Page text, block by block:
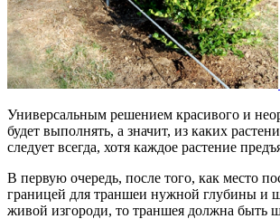
Универсальным решением красивого и
будет выполнять, а значит, из каких
следует всегда, хотя каждое растение
В первую очередь, после того, как место
границей для траншеи нужной глубины и
живой изгороди, то траншея должна быть